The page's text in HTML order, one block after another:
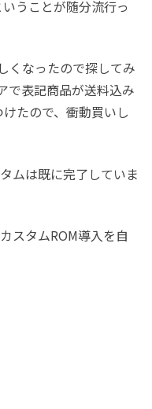
うことが随分流行っ
くなったので探してみ
で表記商品が送料込み
たので、衝動買いし
ムは既に完了していま
スタムROM導入を自